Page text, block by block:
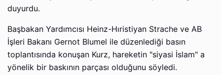
duyurdu.
Başbakan Yardımcısı Heinz-Hıristiyan Strache ve AB
İşleri Bakanı Gernot Blumel ile düzenlediği basın
toplantısında konuşan Kurz, hareketin "siyasi İslam" a
yönelik bir baskının parçası olduğunu söyledi.